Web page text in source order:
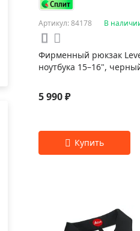
Артикул: 84178 В
Фирменный рюкзак
ноутбука 15–16",
5 990 ₽